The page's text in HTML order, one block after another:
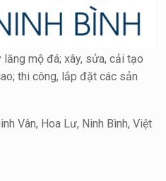
mộ đá; xây, sửa, cải tạo
thi công, lắp đặt các sản
Vân, Hoa Lư, Ninh Bình, Việt